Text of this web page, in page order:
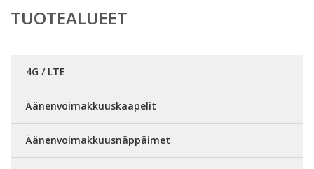
TUOTEALUEET
4G / LTE
Äänenvoimakkuuskaapelit
Äänenvoimakkuusnäppäimet